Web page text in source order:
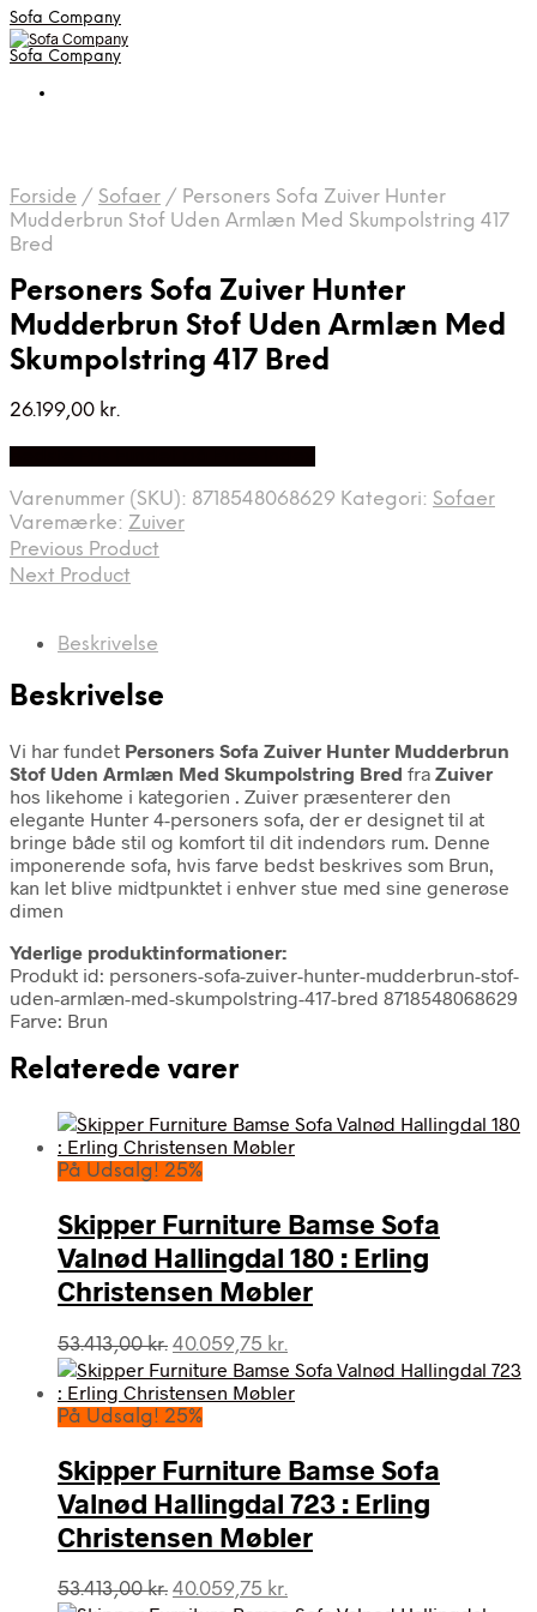
Sofa Company
Sofa Company
Forside / Sofaer / Personers Sofa Zuiver Hunter
Mudderbrun Stof Uden Armlæn Med Skumpolstring 417
Bred
Personers Sofa Zuiver Hunter
Mudderbrun Stof Uden Armlæn Med
Skumpolstring 417 Bred
26.199,00 kr.
Varenummer (SKU): 8718548068629 Kategori: Sofaer
Varemærke: Zuiver
Previous Product
Next Product
Beskrivelse
Beskrivelse
Vi har fundet Personers Sofa Zuiver Hunter Mudderbrun
Stof Uden Armlæn Med Skumpolstring Bred fra Zuiver
hos likehome i kategorien . Zuiver præsenterer den
elegante Hunter 4-personers sofa, der er designet til at
bringe både stil og komfort til dit indendørs rum. Denne
imponerende sofa, hvis farve bedst beskrives som Brun,
kan let blive midtpunktet i enhver stue med sine generøse
dimen
Yderlige produktinformationer:
Produkt id: personers-sofa-zuiver-hunter-mudderbrun-stof-
uden-armlæn-med-skumpolstring-417-bred 8718548068629
Farve: Brun
Relaterede varer
På Udsalg! 25%
Skipper Furniture Bamse Sofa
Valnød Hallingdal 180 : Erling
Christensen Møbler
53.413,00kr. Den
oprindelige
pris
var:
40.059,75 kr.
aktuelle
pris
På Udsalg! 25%
Skipper Furniture Bamse Sofa
Valnød Hallingdal 723 : Erling
Christensen Møbler
53.413,00kr. Den
40.059,75 kr.